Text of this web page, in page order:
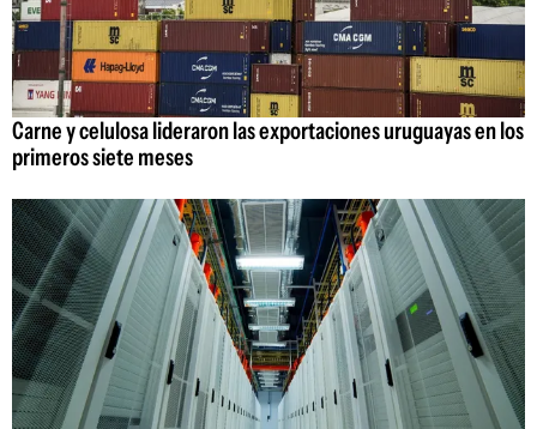
Carne y celulosa lideraron las exportaciones uruguayas en los
primeros siete meses